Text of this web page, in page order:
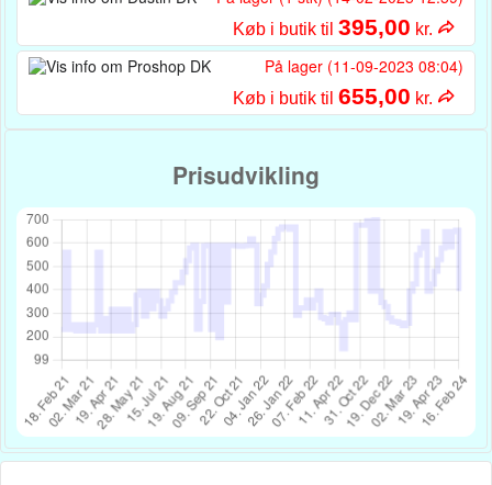
Køb i butik til 395,00 kr.
På lager (11-09-2023 08:04)
Køb i butik til 655,00 kr.
Prisudvikling